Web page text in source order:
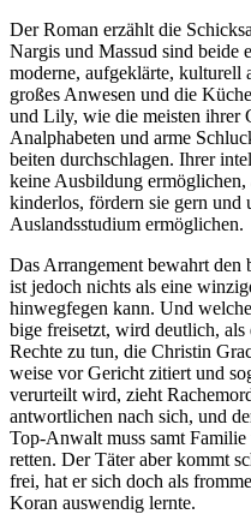
Der Roman erzählt die
Nargis und Massud sind beide
moderne, aufgeklärte, kulturell
großes Anwesen und die
und Lily, wie die meisten ihrer
Analpha­beten und arme
beiten durch­schlagen. Ihrer
keine Ausbildung ermög­lichen,
kinderlos, fördern sie gern und
Aus­lands­studium ermög­lichen.
Das Arrangement bewahrt den
ist jedoch nichts als eine
hinweg­fegen kann. Und
bige freisetzt, wird deutlich,
Rechte zu tun, die Christin
weise vor Gericht zitiert und
verurteilt wird, zieht
antwort­lichen nach sich, und
Top-Anwalt muss samt
retten. Der Täter aber kommt
frei, hat er sich doch als
Koran auswendig lernte.